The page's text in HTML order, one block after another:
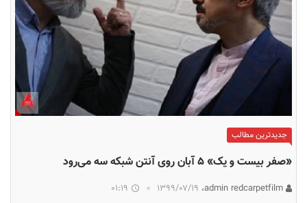
جدیدترین مطالب
«صفر بیست و یک» ۵ آبان روی آنتن شبکه سه می‌رود
۱۳۹۹/۰۷/۱۹ 01:19